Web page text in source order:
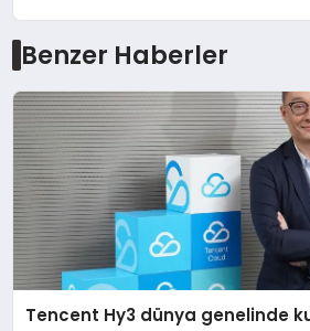
Benzer Haberler
Tencent Hy3 dünya genelinde